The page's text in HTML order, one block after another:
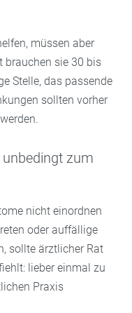
müssen aber
brauchen sie 30 bis
Stelle, das passende
sollten vorher
zum
nicht einordnen
oder auffällige
sollte ärztlicher Rat
lieber einmal zu
Praxis